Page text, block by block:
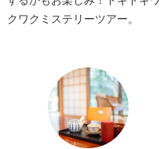
クワクミステリーツアー。